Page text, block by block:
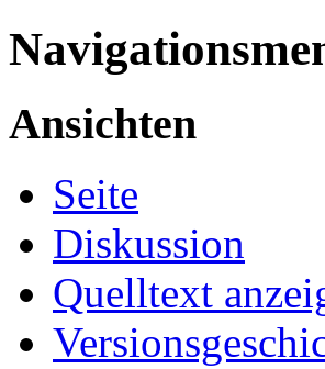
Ansichten
Seite
Diskussion
Quelltext